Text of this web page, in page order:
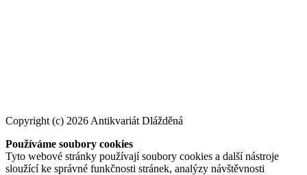
Copyright (c) 2026 Antikvariát Dlážděná
Používáme soubory cookies
Tyto webové stránky používají soubory cookies a další nástroje
sloužící ke správné funkčnosti stránek, analýzy návštěvnosti